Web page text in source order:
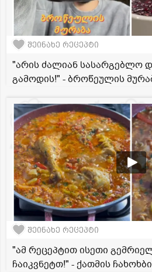
შეინახე რეცეპტი
"არის ძალიან სასარგებლო
გამოდის!" - ბროწეულის
შეინახე რეცეპტი
"ამ რეცეპტით ისეთი
ჩაიკვნეტთ!" - ქათმის